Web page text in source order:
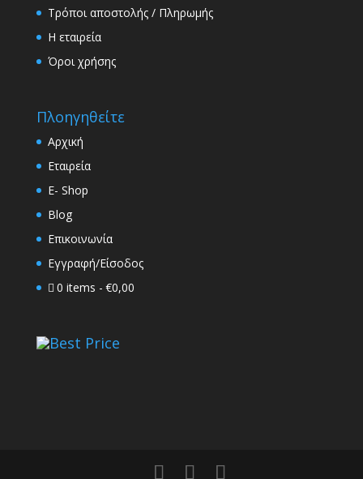
Τρόποι αποστολής / Πληρωμής
Η εταιρεία
Όροι χρήσης
Πλοηγηθείτε
Αρχική
Εταιρεία
E- Shop
Blog
Επικοινωνία
Εγγραφή/Είσοδος
0 items
€0,00
Best Price